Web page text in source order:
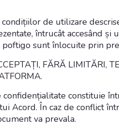
de utilizare
întrucât accesând
sunt înlocuite prin
ȚI, FĂRĂ LIMITĂRI,
constituie
Acord. În caz de conflict
va prevala.